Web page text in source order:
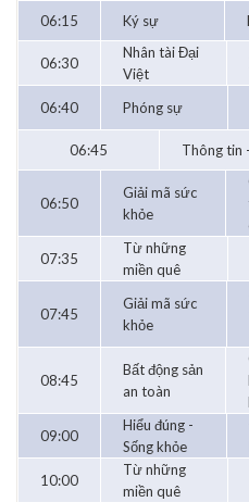
06:15
Ký sự
06:30
Nhân tài Đại
Việt
06:40 Phóng sự
06:45
Thông tin
06:50
Giải mã sức
khỏe
07:35
Từ những
miền quê
07:45
Giải mã sức
khỏe
08:45
Bất động sản
an toàn
09:00
Hiểu đúng -
Sống khỏe
10:00
Từ những
miền quê